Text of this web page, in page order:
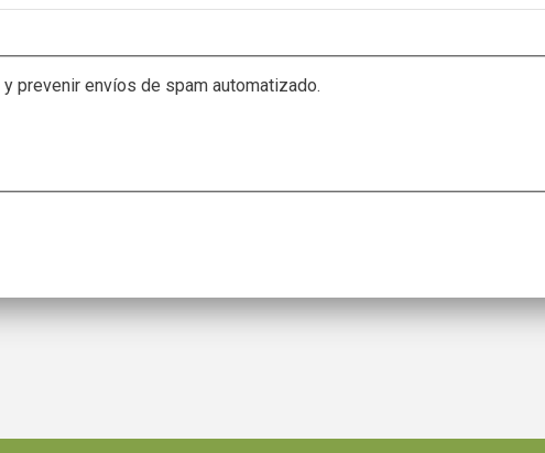
prevenir envíos de spam automatizado.